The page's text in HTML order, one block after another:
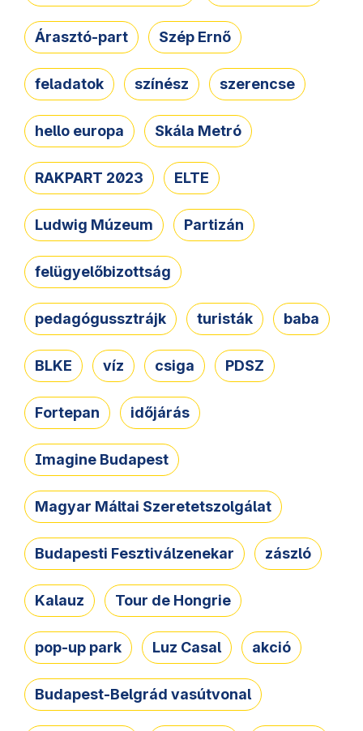
Árasztó-part Szép Ernő
feladatok színész szerencse
hello europa Skála Metró
RAKPART 2023 ELTE
Ludwig Múzeum Partizán
felügyelőbizottság
pedagógussztrájk turisták baba
BLKE víz csiga PDSZ
Fortepan időjárás
Imagine Budapest
Magyar Máltai Szeretetszolgálat
Budapesti Fesztiválzenekar zászló
Kalauz Tour de Hongrie
pop-up park Luz Casal akció
Budapest-Belgrád vasútvonal